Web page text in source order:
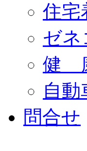
住宅
ゼ
健
自動
問合せ